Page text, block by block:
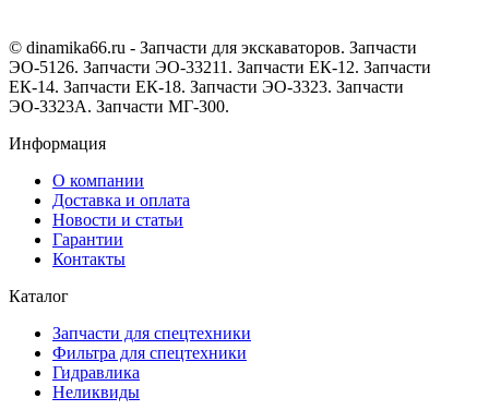
© dinamika66.ru - Запчасти для экскаваторов. Запчасти
ЭО-5126. Запчасти ЭО-33211. Запчасти ЕК-12. Запчасти
ЕК-14. Запчасти ЕК-18. Запчасти ЭО-3323. Запчасти
ЭО-3323А. Запчасти МГ-300.
Информация
О компании
Доставка и оплата
Новости и статьи
Гарантии
Контакты
Каталог
Запчасти для спецтехники
Фильтра для спецтехники
Гидравлика
Неликвиды